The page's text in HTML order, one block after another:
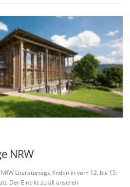
NRW
Literaturtage finden in vom 12. bis 15.
Der Eintritt zu all unseren